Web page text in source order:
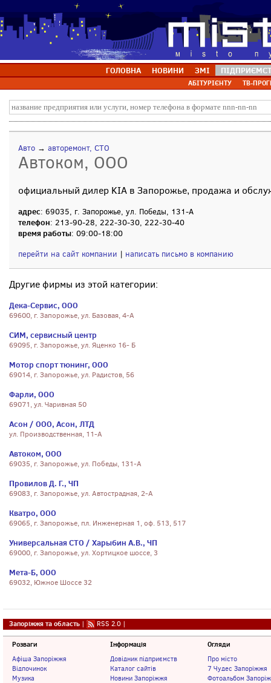
ГОЛОВНА НОВИНИ ЗМІ
АБІТУРІЄНТУ ТВ-
Авто → авторемонт, СТО
Автоком, ООО
официальный дилер KIA в Запорожье, продажа и
адрес: 69035, г. Запорожье, ул. Победы, 131-А
телефон: 213-90-28, 222-30-30, 222-30-40
время работы: 09:00-18:00
перейти на сайт компании | написать письмо в компанию
Другие фирмы из этой категории:
Дека-Сервис, ООО
69600, г. Запорожье, ул. Базовая, 4-А
СИМ, сервисный центр
69095, г. Запорожье, ул. Яценко 16- Б
Мотор спорт тюнинг, ООО
69014, г. Запорожье, ул. Радистов, 56
Фарли, ООО
69071, ул. Чаривная 50
Асон / ООО, Асон, ЛТД
ул. Производственная, 11-А
Автоком, ООО
69035, г. Запорожье, ул. Победы, 131-А
Провилов Д. Г., ЧП
69083, г. Запорожье, ул. Автострадная, 2-А
Кватро, ООО
69065, г. Запорожье, пл. Инженерная 1, оф. 513, 517
Универсальная СТО / Харыбин А.В., ЧП
69000, г. Запорожье, ул. Хортицкое шоссе, 3
Мета-Б, ООО
69032, Южное Шоссе 32
Запоріжжя та область | RSS 2.0 |
Розваги
Афіша Запоріжжя
Відпочинок
Музика
Інформація
Довідник підприємств
Каталог сайтів
Новини Запоріжжя
Огляди
Про місто
7 Чудес Запоріжжя
Фотоальбом